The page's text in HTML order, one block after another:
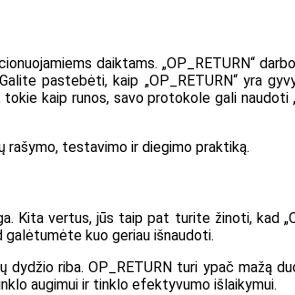
daiktams. „OP_RETURN“
pastebėti, kaip „OP_RETURN“ yra
kaip runos, savo protokole gali naudoti
rašymo, testavimo ir diegimo praktiką.
Kita vertus, jūs taip pat turite žinoti, kad
galėtumėte kuo geriau išnaudoti.
riba. OP_RETURN turi ypač mažą
augimui ir tinklo efektyvumo išlaikymui.